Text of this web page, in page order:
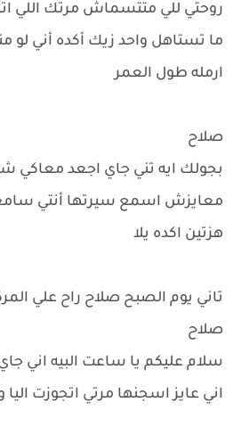
روحتي للي متتسماش مرتك اللي
ما تستاهل واحد زيك أكده أني لو
ارمله طول العمر
صلاح
بجولك ايه تني جاي اجعد معاكي
معايزش اسمع سيرتها أنتي
هزتين اكده يلا
تاني يوم الصبح صلاح راح علي
صلاح
سلام عليكم يا ساعت البيه اني
اني عايز اسجنها مرتي اتجوزت اليا